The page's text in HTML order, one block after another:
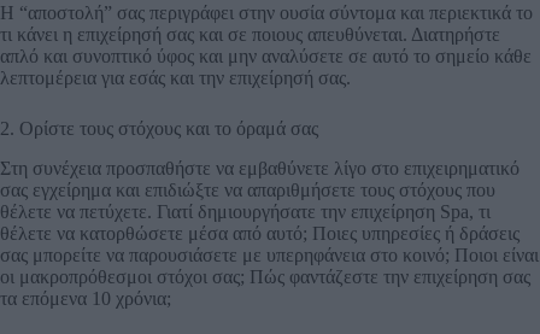
Η “αποστολή” σας περιγράφει στην ουσία σύντομα και περιεκτικά το
τι κάνει η επιχείρησή σας και σε ποιους απευθύνεται. Διατηρήστε
απλό και συνοπτικό ύφος και μην αναλύσετε σε αυτό το σημείο κάθε
λεπτομέρεια για εσάς και την επιχείρησή σας.
2. Ορίστε τους στόχους και το όραμά σας
Στη συνέχεια προσπαθήστε να εμβαθύνετε λίγο στο επιχειρηματικό
σας εγχείρημα και επιδιώξτε να απαριθμήσετε τους στόχους που
θέλετε να πετύχετε. Γιατί δημιουργήσατε την επιχείρηση Spa, τι
θέλετε να κατορθώσετε μέσα από αυτό; Ποιες υπηρεσίες ή δράσεις
σας μπορείτε να παρουσιάσετε με υπερηφάνεια στο κοινό; Ποιοι είναι
οι μακροπρόθεσμοι στόχοι σας; Πώς φαντάζεστε την επιχείρηση σας
τα επόμενα 10 χρόνια;